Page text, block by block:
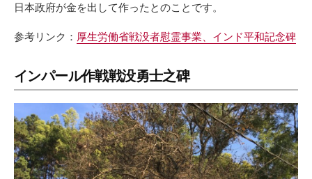
日本政府が金を出して作ったとのことです。
参考リンク： 厚生労働省戦没者慰霊事業、インド平和記念碑
インパール作戦戦没勇士之碑